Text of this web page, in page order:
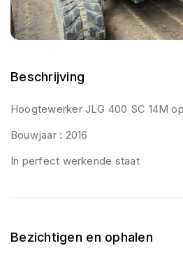
Beschrijving
Hoogtewerker JLG 400 SC 14M
Bouwjaar : 2016
In perfect werkende staat
Bezichtigen en ophalen